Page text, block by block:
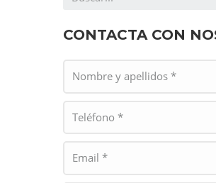
CONTACTA CON